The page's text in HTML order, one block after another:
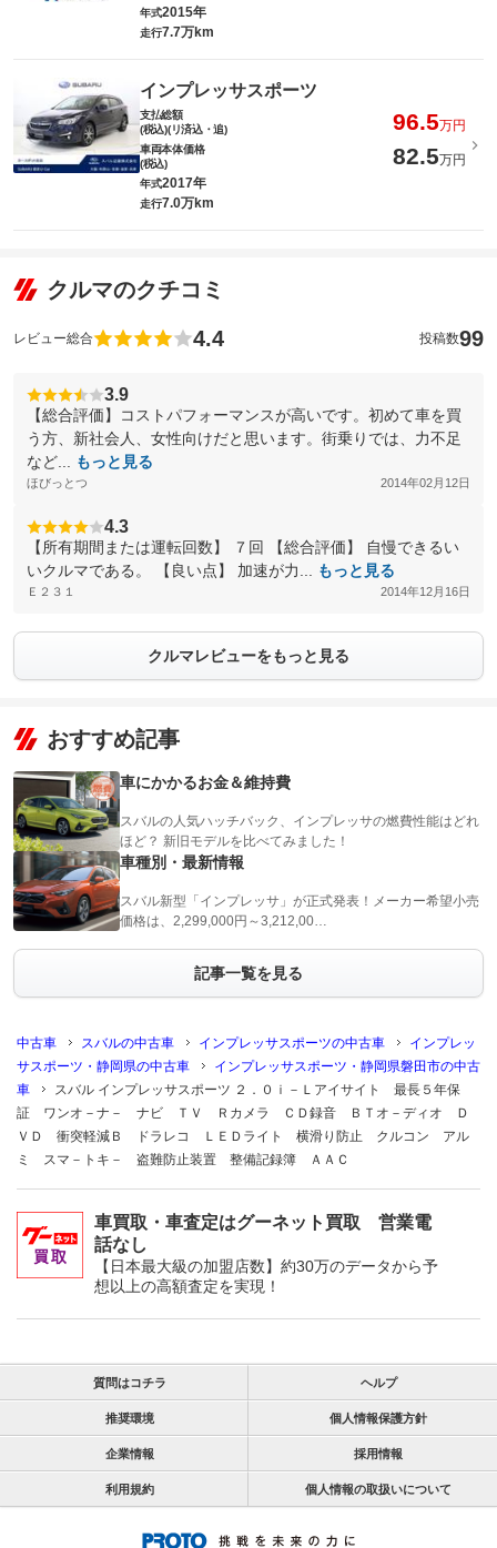
年式2015年
走行7.7万km
インプレッサスポーツ
支払総額
(税込)(リ済込・追)
96.5万円
車両本体価格
(税込)
82.5万円
年式2017年
走行7.0万km
クルマのクチコミ
レビュー総合 4.4 投稿数99
3.9
【総合評価】コストパフォーマンスが高いです。初めて車を買
う方、新社会人、女性向けだと思います。街乗りでは、力不足
など...
もっと見る
ほびっとつ 2014年02月12日
4.3
【所有期間または運転回数】 ７回 【総合評価】 自慢できるい
いクルマである。 【良い点】 加速が力...
もっと見る
Ｅ２３１ 2014年12月16日
クルマレビューをもっと見る
おすすめ記事
車にかかるお金＆維持費
スバルの人気ハッチバック、インプレッサの燃費性能はどれ
ほど？ 新旧モデルを比べてみました！
車種別・最新情報
スバル新型「インプレッサ」が正式発表！メーカー希望小売
価格は、2,299,000円～3,212,00…
記事一覧を見る
中古車 スバルの中古車 インプレッサスポーツの中古車
インプレッ
サスポーツ・静岡県の中古車
インプレッサスポーツ・静岡県磐田市の中古
車
スバル インプレッサスポーツ ２．０ｉ－Ｌアイサイト 最長５年保
証 ワンオ－ナ－ ナビ ＴＶ Ｒカメラ ＣＤ録音 ＢＴオ－ディオ Ｄ
ＶＤ 衝突軽減Ｂ ドラレコ ＬＥＤライト 横滑り防止 クルコン アル
ミ スマ－トキ－ 盗難防止装置 整備記録簿 ＡＡＣ
車買取・車査定はグーネット買取 営業電
話なし
【日本最大級の加盟店数】約30万のデータから予
想以上の高額査定を実現！
質問はコチラ ヘルプ
推奨環境 個人情報保護方針
企業情報 採用情報
利用規約 個人情報の取扱いについて